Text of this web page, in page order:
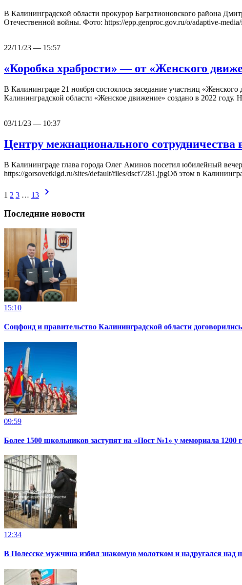
В Калининградской области прокурор Багратионовского района
Отечественной войны. Фото: https://epp.genproc.gov.ru/o/adaptive-
22/11/23 — 15:57
«Коробка храбрости» — от «Женского
В Калининграде 21 ноября состоялось заседание участниц
Калининградской области «Женское движение» создано в 2022
03/11/23 — 10:37
Центру межнационального сотрудничества
В Калининграде глава города Олег Аминов посетил юбилейный
https://gorsovetklgd.ru/sites/default/files/dscf7281.jpgОб этом в
1 2 3 … 13 chevron_right
Последние новости
15:10
Соцфонд и правительство Калининградской области
09:59
Более 1500 школьников заступят на «Пост №1» у мемориала 1200
12:34
В Полесске мужчина избил знакомую молотком и надругался